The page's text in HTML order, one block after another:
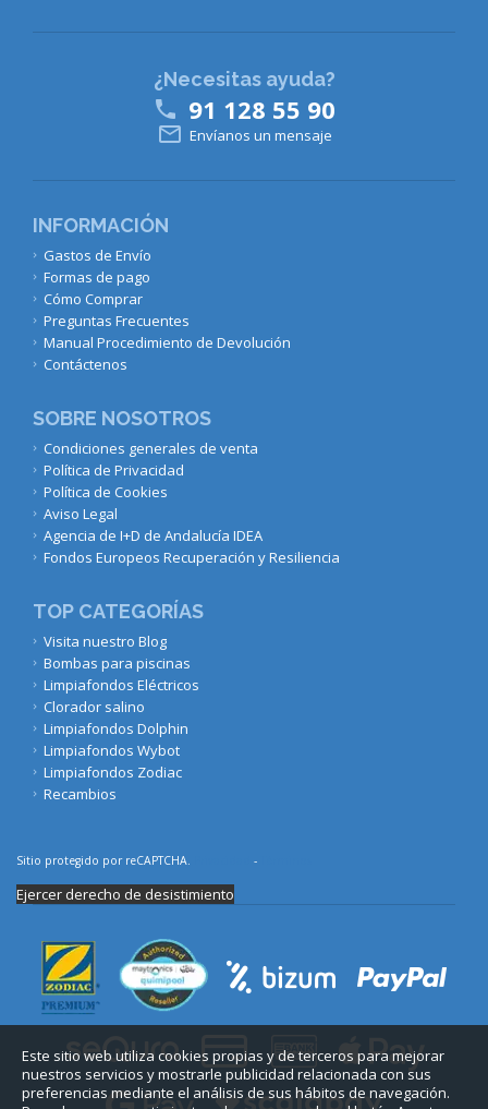
INFORMACIÓN
Gastos de Envío
Formas de pago
Cómo Comprar
Preguntas Frecuentes
Manual Procedimiento de Devolución
Contáctenos
SOBRE NOSOTROS
Condiciones generales de venta
Política de Privacidad
Política de Cookies
Aviso Legal
Agencia de I+D de Andalucía IDEA
Fondos Europeos Recuperación y Resiliencia
TOP CATEGORÍAS
Visita nuestro Blog
Bombas para piscinas
Limpiafondos Eléctricos
Clorador salino
Limpiafondos Dolphin
Limpiafondos Wybot
Limpiafondos Zodiac
Recambios
¿Necesitas ayuda?
 91 128 55 90
 Envíanos un mensaje
Este sitio web utiliza cookies propias y de terceros para mejorar
nuestros servicios y mostrarle publicidad relacionada con sus
preferencias mediante el análisis de sus hábitos de navegación.
Sitio protegido por reCAPTCHA. -
Ejercer derecho de desistimiento